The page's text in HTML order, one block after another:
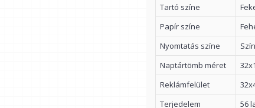
Tartó színe
Papír színe
Nyomtatás színe
Naptártömb méret
Reklámfelület
Terjedelem
56